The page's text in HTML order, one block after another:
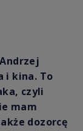
i kina. To
czyli
mam
dozorcę